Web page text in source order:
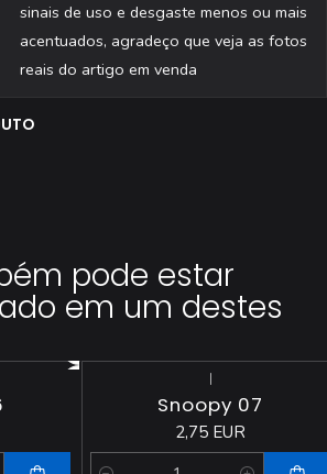
sinais de uso e desgaste menos ou mais
acentuados, agradeço que veja as fotos
reais do artigo em venda
pode estar
em um destes
|
Snoopy 07
2,75 EUR